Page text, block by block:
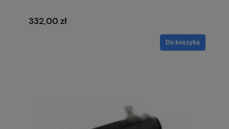
332,00 zł
Do koszyka